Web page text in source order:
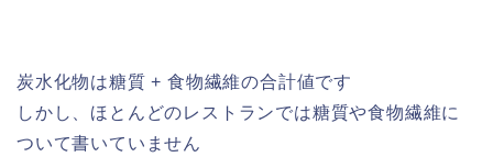
炭水化物は糖質 + 食物繊維の合計値です
しかし、ほとんどのレストランでは糖質や食物繊維に
ついて書いていません